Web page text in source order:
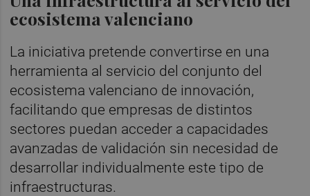
ecosistema valenciano
La iniciativa pretende convertirse en una
herramienta al servicio del conjunto del
ecosistema valenciano de innovación,
facilitando que empresas de distintos
sectores puedan acceder a capacidades
avanzadas de validación sin necesidad de
desarrollar individualmente este tipo de
infraestructuras.